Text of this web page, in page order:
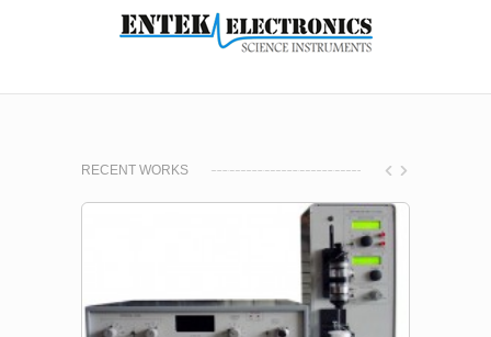
RECENT WORKS